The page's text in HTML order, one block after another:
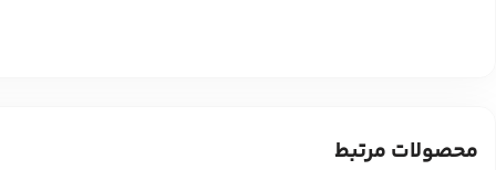
محصولات مرتبط